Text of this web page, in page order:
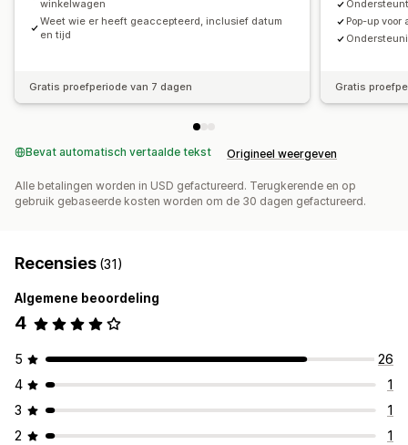
winkelwagen
Weet wie er heeft geaccepteerd, inclusief datum
en tijd
Gratis proefperiode van 7 dagen
Pop-up
Gratis
Bevat automatisch vertaalde tekst Origineel weergeven
Alle betalingen worden in USD gefactureerd. Terugkerende en op
gebruik gebaseerde kosten worden om de 30 dagen gefactureerd.
Recensies (31)
Algemene beoordeling
4
5
26
4
1
3
1
2
1